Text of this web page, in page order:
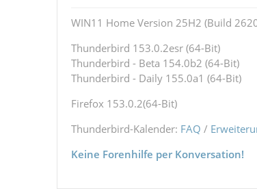
WIN11 Home Version 25H2 (Build
Thunderbird 153.0.2esr (64-Bit)
Thunderbird - Beta 154.0b2 (64-Bit)
Thunderbird - Daily 155.0a1 (64-Bit)
Firefox 153.0.2(64-Bit)
Thunderbird-Kalender: FAQ /
Keine Forenhilfe per Konversation!